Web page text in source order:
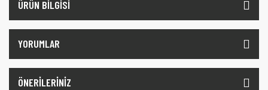
ÜRÜN BİLGİSİ
YORUMLAR
ÖNERİLERİNİZ